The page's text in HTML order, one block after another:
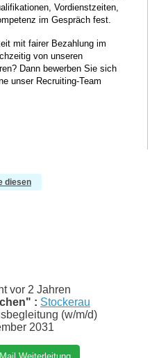
diesen
vor 2 Jahren
: Stockerau
(w/m/d)
2031